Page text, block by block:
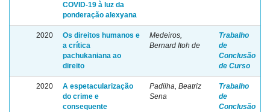
COVID-19 à luz da
ponderação alexyana
2020
Os direitos humanos e
a crítica
pachukaniana ao
direito
Medeiros,
Bernard Itoh de
Trabalho
de
Conclusão
de Curso
2020
A espetacularização
do crime e
consequente
Padilha, Beatriz
Sena
Trabalho
de
Conclusão